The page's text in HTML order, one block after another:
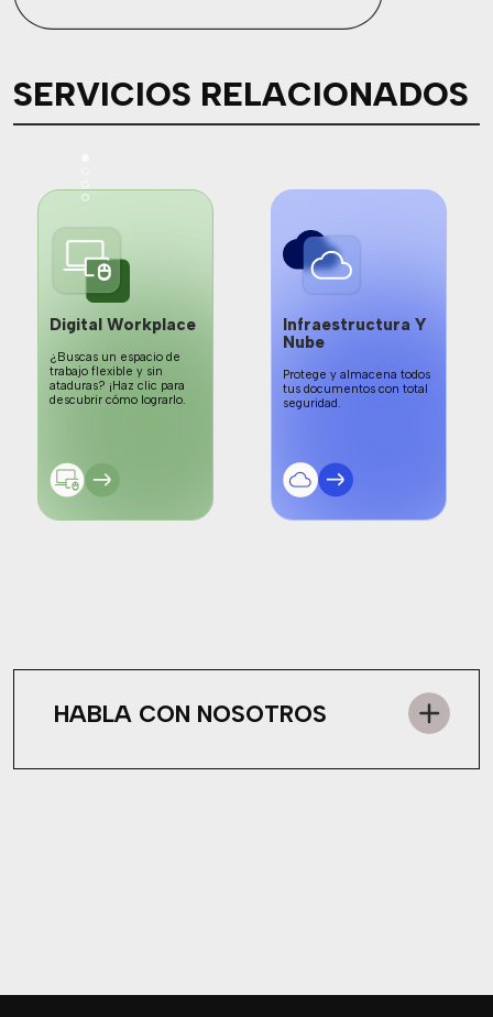
SERVICIOS RELACIONADOS
Digital Workplace
¿Buscas un espacio de
trabajo flexible y sin
ataduras? ¡Haz clic para
descubrir cómo lograrlo.
Infraestructura Y
Nube
Protege y almacena todos
tus documentos con total
seguridad.
HABLA CON NOSOTROS